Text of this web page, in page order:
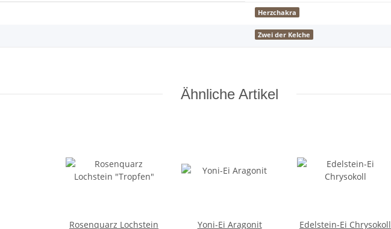
Herzchakra
Zwei der Kelche
Ähnliche Artikel
Rosenquarz Lochstein
Yoni-Ei Aragonit Edelstein-Ei Chrysokoll